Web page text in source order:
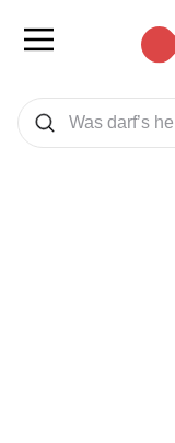
Was wollen Sie suchen
Suchen